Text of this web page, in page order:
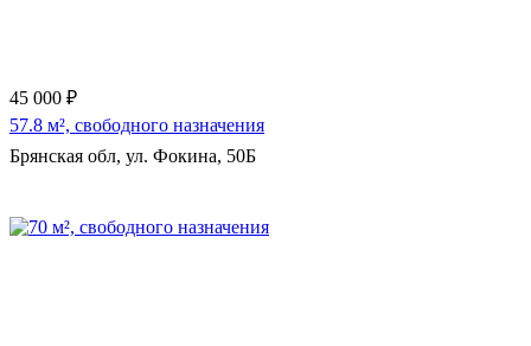
45 000 ₽
57.8 м², свободного назначения
Брянская обл, ул. Фокина, 50Б